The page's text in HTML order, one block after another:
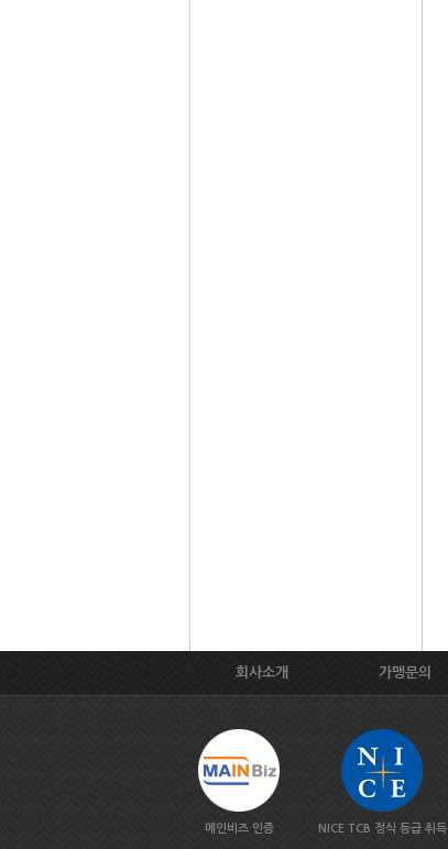
회사소개 가맹문의
메인비즈 인증 NICE TCB 정식 등급 취득